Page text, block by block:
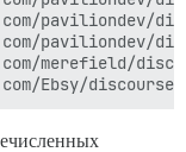
paviliondev/
paviliondev/
merefield/